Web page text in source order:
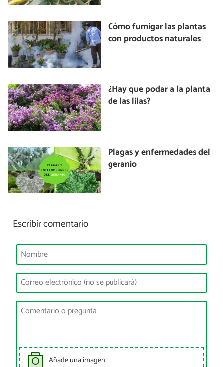
Cómo fumigar las plantas
con productos naturales
¿Hay que podar a la planta
de las lilas?
Plagas y enfermedades del
geranio
Escribir comentario
Añade una imagen